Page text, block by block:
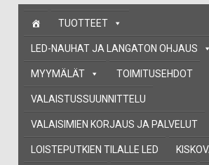
Skip
content
TUOTTEET
LED-NAUHAT JA LANGATON OHJAUS
MYYMÄLÄT TOIMITUSEHDOT
VALAISTUSSUUNNITTELU
VALAISIMIEN KORJAUS JA PALVELUT
LOISTEPUTKIEN TILALLE LED